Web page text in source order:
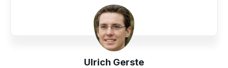
Ulrich Gerste